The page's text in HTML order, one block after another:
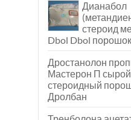
Дианабол
стероид
Dbol Dbol порошок
Дростанолон
Мастерон П сырой
стероидный
Дролбан